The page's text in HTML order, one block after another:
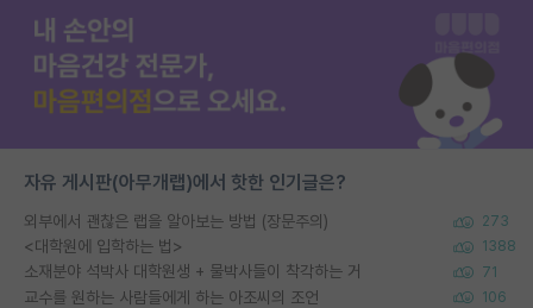
자유 게시판(아무개랩)에서 핫한 인기글은?
외부에서 괜찮은 랩을 알아보는 방법 (장문주의) 273
<대학원에 입학하는 법> 1388
소재분야 석박사 대학원생 + 물박사들이 착각하는 거 71
교수를 원하는 사람들에게 하는 아조씨의 조언 106